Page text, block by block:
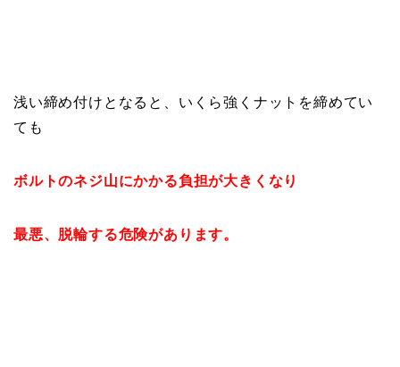
浅い締め付けとなると、いくら強くナットを締めてい
ても
ボルトのネジ山にかかる負担が大きくなり
最悪、脱輪する危険があります。